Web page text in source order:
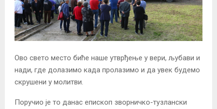
Oво свето место биће наше утврђење у вери, љубави и
нади, где долазимо када пролазимо и да увек будемо
скрушени у молитви.
Поручио је то данас епископ зворничко-тузлански